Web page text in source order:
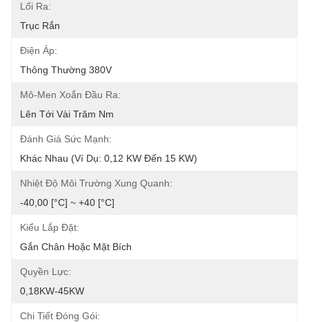
Lối Ra:
Trục Rắn
Điện Áp:
Thông Thường 380V
Mô-Men Xoắn Đầu Ra:
Lên Tới Vài Trăm Nm
Đánh Giá Sức Mạnh:
Khác Nhau (ví Dụ: 0,12 KW Đến 15 KW)
Nhiệt Độ Môi Trường Xung Quanh:
-40,00 [°C] ~ +40 [°C]
Kiểu Lắp Đặt:
Gắn Chân Hoặc Mặt Bích
Quyền Lực:
0,18KW-45KW
Chi Tiết Đóng Gói: